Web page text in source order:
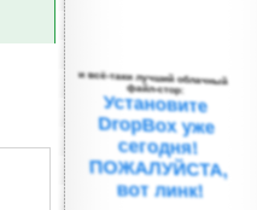
и всё-таки лучший облачный
файл-стор:
Установите
DropBox уже
сегодня!
ПОЖАЛУЙСТА,
вот линк!